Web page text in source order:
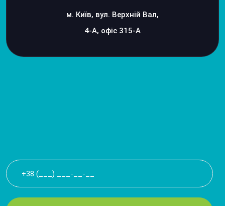
м. Київ, вул. Верхній Вал,
4-А, офіс 315-А